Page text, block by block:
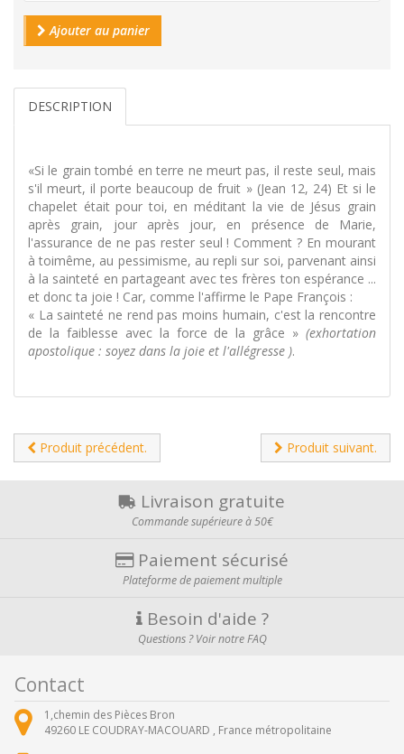
Ajouter au panier
DESCRIPTION
«Si le grain tombé en terre ne meurt pas, il reste seul, mais
s'il meurt, il porte beaucoup de fruit » (Jean 12, 24) Et si le
chapelet était pour toi, en méditant la vie de Jésus grain
après grain, jour après jour, en présence de Marie,
l'assurance de ne pas rester seul ! Comment ? En mourant
à toimême, au pessimisme, au repli sur soi, parvenant ainsi
à la sainteté en partageant avec tes frères ton espérance ...
et donc ta joie ! Car, comme l'affirme le Pape François :
« La sainteté ne rend pas moins humain, c'est la rencontre
de la faiblesse avec la force de la grâce » (exhortation
apostolique : soyez dans la joie et l'allégresse ).
Produit précédent. Produit suivant.
Livraison gratuite
Commande supérieure à 50€
Paiement sécurisé
Plateforme de paiement multiple
Besoin d'aide ?
Questions ? Voir notre FAQ
Contact
1,chemin des Pièces Bron
49260 LE COUDRAY-MACOUARD , France métropolitaine